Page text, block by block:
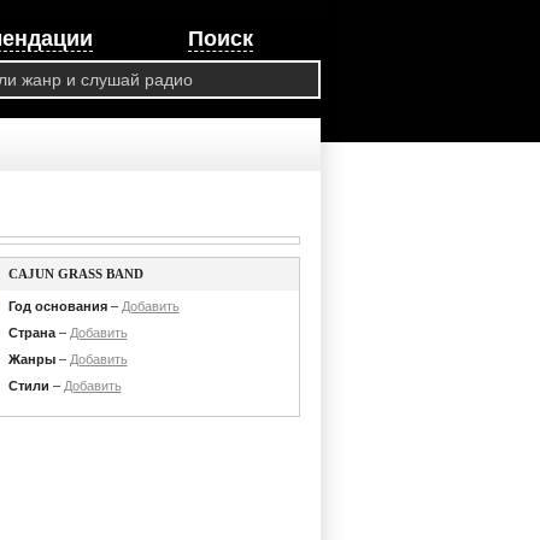
Поиск
CAJUN GRASS BAND
Год основания– Добавить
Страна– Добавить
Жанры– Добавить
Стили – Добавить